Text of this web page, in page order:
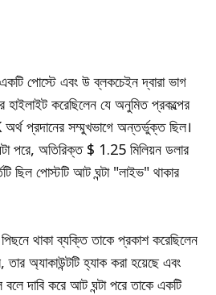
পোস্টে এবং উ ব্লকচেইন দ্বারা ভাগ
হাইলাইট করেছিলেন যে অনুমিত প্রকল্পের
প্রদানের সম্মুখভাগে অন্তর্ভুক্ত ছিল।
পরে, অতিরিক্ত $ 1.25 মিলিয়ন ডলার
ছিল পোস্টটি আট ঘন্টা "লাইভ" থাকার
থাকা ব্যক্তি তাকে প্রকাশ করেছিলেন
অ্যাকাউন্টটি হ্যাক করা হয়েছে এবং
বলে দাবি করে আট ঘন্টা পরে তাকে একটি